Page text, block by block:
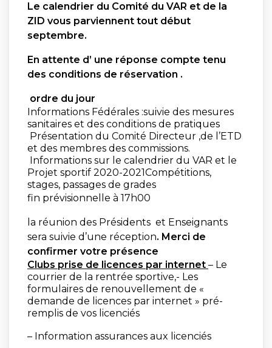
Le calendrier du Comité du VAR et de la
ZID vous parviennent tout début
septembre.
En attente d’ une réponse compte tenu
des conditions de réservation .
ordre du jour
Informations Fédérales :suivie des mesures
sanitaires et des conditions de pratiques
Présentation du Comité Directeur ,de l’ETD
et des membres des commissions.
Informations sur le calendrier du VAR et le
Projet sportif 2020-2021Compétitions,
stages, passages de grades
fin prévisionnelle à 17h00
la réunion des Présidents et Enseignants
sera suivie d’une réception. Merci de
confirmer votre présence
Clubs prise de licences par internet – Le
courrier de la rentrée sportive,- Les
formulaires de renouvellement de «
demande de licences par internet » pré-
remplis de vos licenciés
– Information assurances aux licenciés